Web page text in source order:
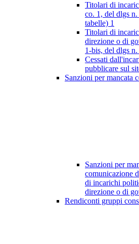
Titolari di
co. 1, del dlgs
tabelle) 1
Titolari di
direzione o di
1-bis, del dlgs
Cessati
pubblicare sul
Sanzioni per mancata
Sanzioni per
comunicazione
di incarichi
direzione o di
Rendiconti gruppi